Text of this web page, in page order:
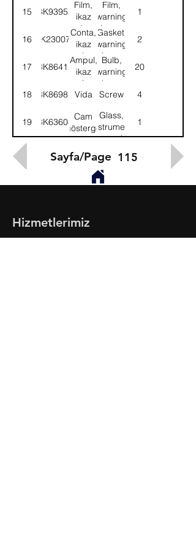
Sol
LH
15 3K93952
Film,
ikaz
lambası-
Sağ
Film,
warning
lamp-
RH
1
16 3K230079
Conta,
ikaz
lambası
Gasket,
warning
lamp
2
17 3K86412
Ampul,
ikaz
lambası
Bulb,
warning
lamp
20
18 8K86982 Vida Screw 4
19 8K63604
Cam
gösterge
Glass,
instrument
panel
1
Sayfa/Page 115
Hizmetlerimiz